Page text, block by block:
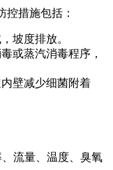
措施包括：
坡度排放。
或蒸汽消毒程序，
壁减少细菌附着
流量、温度、臭氧